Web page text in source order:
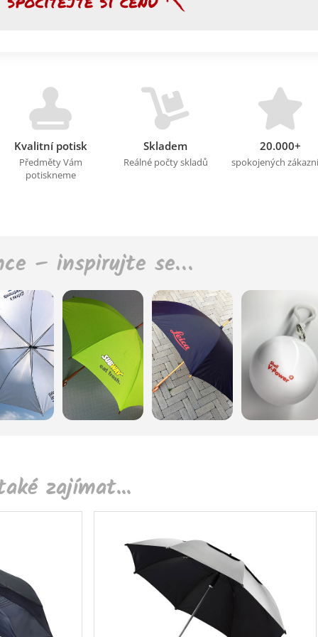
Kvalitní potisk
Předměty Vám
potiskneme
Skladem
Reálné počty skladů
20.000+
spokojených
– inspirujte se…
zajímat...